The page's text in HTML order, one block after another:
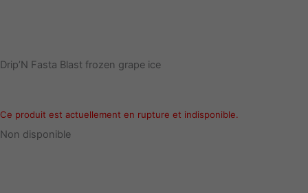
Drip’N Fasta Blast frozen grape ice
Ce produit est actuellement en rupture et indisponible.
Non disponible